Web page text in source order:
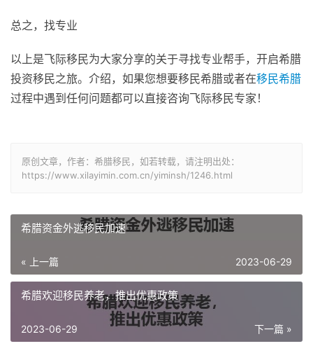
总之，找专业
以上是飞际移民为大家分享的关于寻找专业帮手，开启希腊
投资移民之旅。介绍，如果您想要移民希腊或者在移民希腊
过程中遇到任何问题都可以直接咨询飞际移民专家！
原创文章，作者：希腊移民，如若转载，请注明出处：
https://www.xilayimin.com.cn/yiminsh/1246.html
希腊资金外逃移民加速
« 上一篇 2023-06-29
希腊欢迎移民养老，推出优惠政策
下一篇 »
2023-06-29